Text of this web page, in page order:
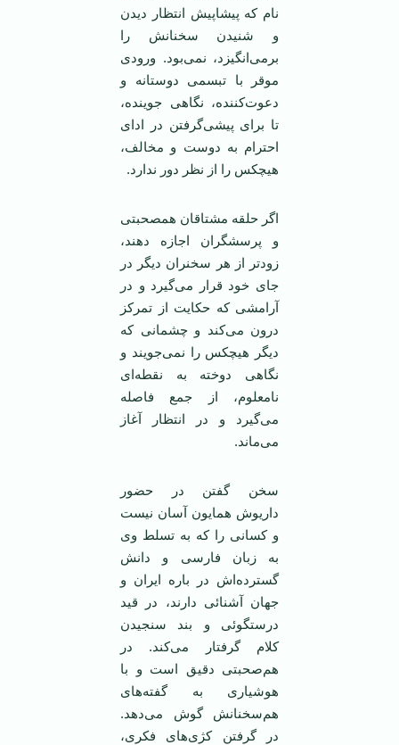
نام که پیشاپیش انتظار دیدن
و شنیدن سخنانش را
برمی‌انگیزد، نمی‌بود. ورودی
موقر با تبسمی دوستانه و
دعوت‌کننده، نگاهی جوینده،
تا برای پیشی‌گرفتن در ادای
احترام به دوست و مخالف،
هیچکس را از نظر دور ندارد.
اگر حلقه مشتاقان همصحبتی
و پرسشگران اجازه دهند،
زودتر از هر سخنران دیگر در
جای خود قرار می‌گیرد و در
آرامشی که حکایت از تمرکز
درون می‌کند و چشمانی که
دیگر هیچکس را نمی‌جویند و
نگاهی دوخته به نقطه‌ای
نامعلوم، از جمع فاصله
می‌گیرد و در انتظار آغاز
می‌ماند.
سخن گفتن در حضور
داریوش همایون آسان نیست
و کسانی را که به تسلط وی
به زبان فارسی و دانش
گسترده‌اش در باره ایران و
جهان آشنائی دارند، در قید
درستگوئی و بند سنجیدن
کلام گرفتار می‌کند. در
هم‌صحبتی دقیق است و با
هوشیاری به گفته‌های
هم‌سخنانش گوش می‌دهد.
در گرفتن کژی‌های فکری،